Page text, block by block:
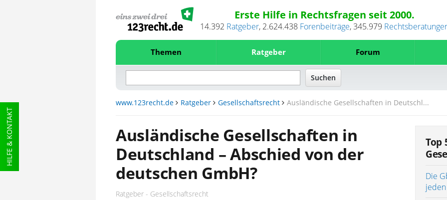
HILFE & KONTAKT
Erste Hilfe in Rechtsfragen seit 2000.
14.392 Ratgeber, 2.624.438 Forenbeiträge,345.979
Themen Ratgeber Forum
www.123recht.de Ratgeber Gesellschaftsrecht Ausländische Gesellschaften in Deutschl...
Ausländische Gesellschaften in
Deutschland – Abschied von der
deutschen GmbH?
Ratgeber - Gesellschaftsrecht
Top
Die